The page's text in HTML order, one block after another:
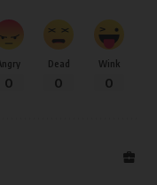
0
Dead
0
Wink
0